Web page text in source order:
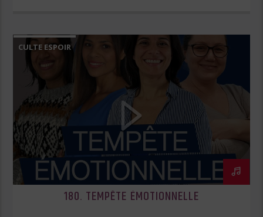
CULTE ESPOIR
180. TEMPÊTE ÉMOTIONNELLE